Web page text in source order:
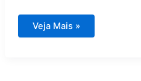
Electrolux
investe
Veja Mais »